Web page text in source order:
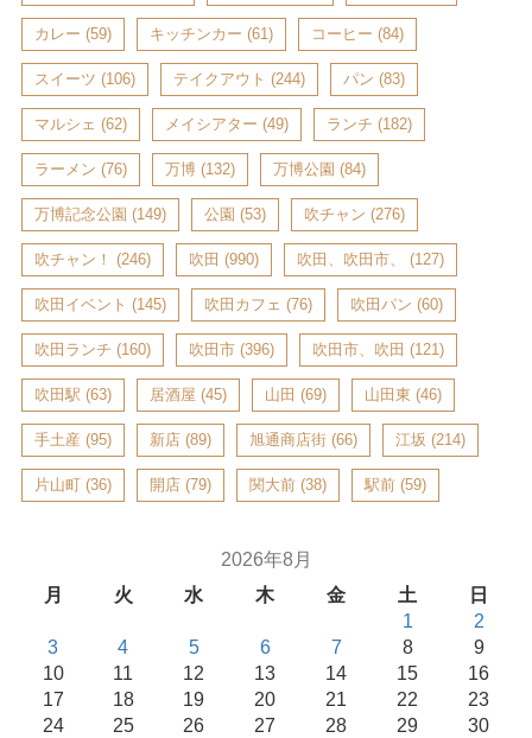
カレー (59) キッチンカー (61) コーヒー (84)
スイーツ (106) テイクアウト (244) パン (83)
マルシェ (62) メイシアター (49) ランチ (182)
ラーメン (76) 万博 (132) 万博公園 (84)
万博記念公園 (149) 公園 (53) 吹チャン (276)
吹チャン！ (246) 吹田 (990) 吹田、吹田市、 (127)
吹田イベント (145) 吹田カフェ (76) 吹田パン (60)
吹田ランチ (160) 吹田市 (396) 吹田市、吹田 (121)
吹田駅 (63) 居酒屋 (45) 山田 (69) 山田東 (46)
手土産 (95) 新店 (89) 旭通商店街 (66) 江坂 (214)
片山町 (36) 開店 (79) 関大前 (38) 駅前 (59)
2026年8月
月
火 水 木 金 土
日
1
2
3
4 5 6 7 8
9
10
11 12 13 14 15
16
17
18 19 20 21 22
23
24
25 26 27 28 29
30